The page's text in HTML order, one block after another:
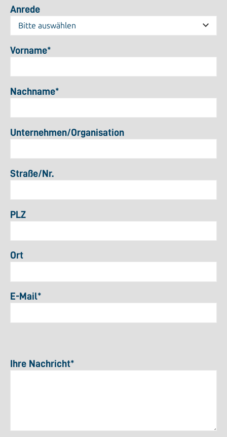
Anrede
Vorname*
Nachname*
Unternehmen/Organisation
Straße/Nr.
PLZ
Ort
E-Mail*
Ihre Nachricht*